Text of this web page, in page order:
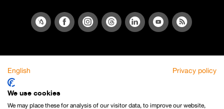
English Privacy policy
We use cookies
We may place these for analysis of our visitor data, to improve our website,